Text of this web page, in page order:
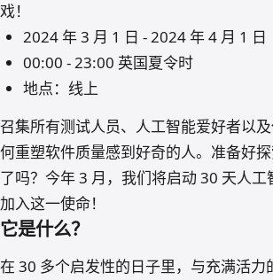
戏！
2024 年 3 月 1 日 - 2024 年 4 月 1 日
00:00 - 23:00 英国夏令时
地点：线上
召集所有测试人员、人工智能爱好者以
何重塑软件质量感到好奇的人。准备好
了吗？今年 3 月，我们将启动 30 天人
加入这一使命！
它是什么？
在 30 多个启发性的日子里，与充满活力